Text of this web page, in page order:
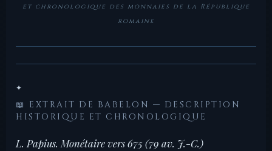
et chronologique des monnaies de la République
romaine
✦
📖 EXTRAIT DE BABELON — DESCRIPTION
HISTORIQUE ET CHRONOLOGIQUE
L. Papius. Monétaire vers 675 (79 av. J.-C.)